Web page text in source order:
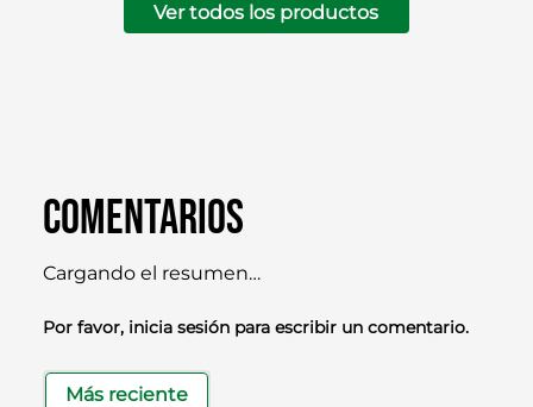
Ver todos los productos
Comentarios
Cargando el resumen…
Por favor, inicia sesión para escribir un comentario.
Más reciente